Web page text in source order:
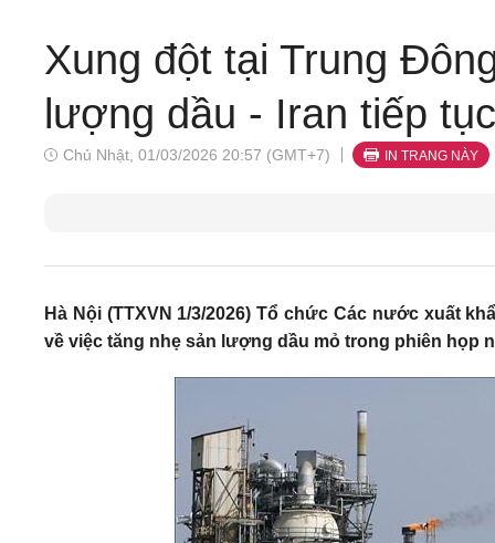
Xung đột tại Trung
lượng dầu - Iran tiếp
Chủ Nhật, 01/03/2026 20:57 (GMT+7) IN TRANG NÀY
Hà Nội (TTXVN 1/3/2026) Tổ chức Các nước xuất
về việc tăng nhẹ sản lượng dầu mỏ trong phiên họp